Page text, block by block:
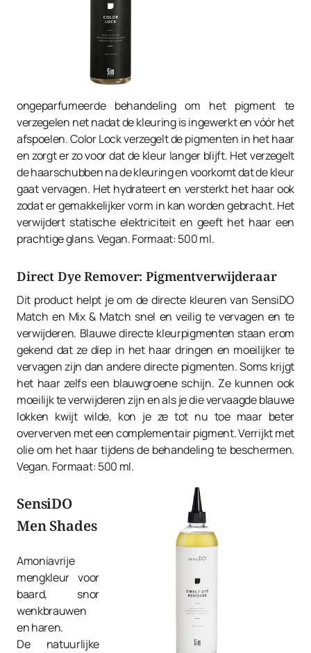
ongeparfumeerde behandeling om het pigment te
verzegelen net nadat de kleuring is ingewerkt en vóór het
afspoelen. Color Lock verzegelt de pigmenten in het haar
en zorgt er zo voor dat de kleur langer blijft. Het verzegelt
de haarschubben na de kleuring en voorkomt dat de kleur
gaat vervagen. Het hydrateert en versterkt het haar ook
zodat er gemakkelijker vorm in kan worden gebracht. Het
verwijdert statische elektriciteit en geeft het haar een
prachtige glans. Vegan. Formaat: 500 ml.
Direct Dye Remover: Pigmentverwijderaar
Dit product helpt je om de directe kleuren van SensiDO
Match en Mix & Match snel en veilig te vervagen en te
verwijderen. Blauwe directe kleurpigmenten staan erom
gekend dat ze diep in het haar dringen en moeilijker te
vervagen zijn dan andere directe pigmenten. Soms krijgt
het haar zelfs een blauwgroene schijn. Ze kunnen ook
moeilijk te verwijderen zijn en als je die vervaagde blauwe
lokken kwijt wilde, kon je ze tot nu toe maar beter
oververven met een complementair pigment. Verrijkt met
olie om het haar tijdens de behandeling te beschermen.
Vegan. Formaat: 500 ml.
SensiDO
Men Shades
Amoniavrije
mengkleur voor
baard, snor
wenkbrauwen
en haren.
De natuurlijke